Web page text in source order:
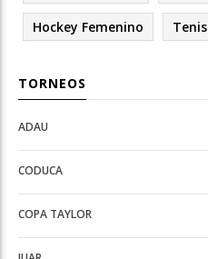
Hockey Femenino Tenis
TORNEOS
Open
Deportes
configuration
options
Open
configuration
options
ADAU
CODUCA
COPA TAYLOR